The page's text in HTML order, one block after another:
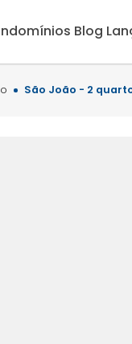
Blog
São João - 2